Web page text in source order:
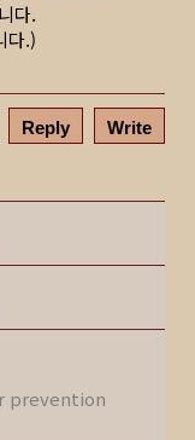
다.
다.)
Reply Write
prevention